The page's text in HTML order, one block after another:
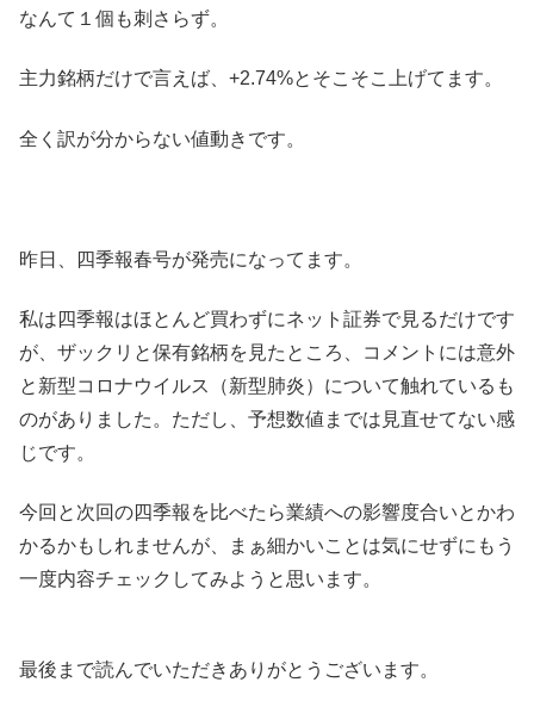
なんて１個も刺さらず。
主力銘柄だけで言えば、+2.74%とそこそこ上げてます。
全く訳が分からない値動きです。
昨日、四季報春号が発売になってます。
私は四季報はほとんど買わずにネット証券で見るだけです
が、ザックリと保有銘柄を見たところ、コメントには意外
と新型コロナウイルス（新型肺炎）について触れているも
のがありました。ただし、予想数値までは見直せてない感
じです。
今回と次回の四季報を比べたら業績への影響度合いとかわ
かるかもしれませんが、まぁ細かいことは気にせずにもう
一度内容チェックしてみようと思います。
最後まで読んでいただきありがとうございます。